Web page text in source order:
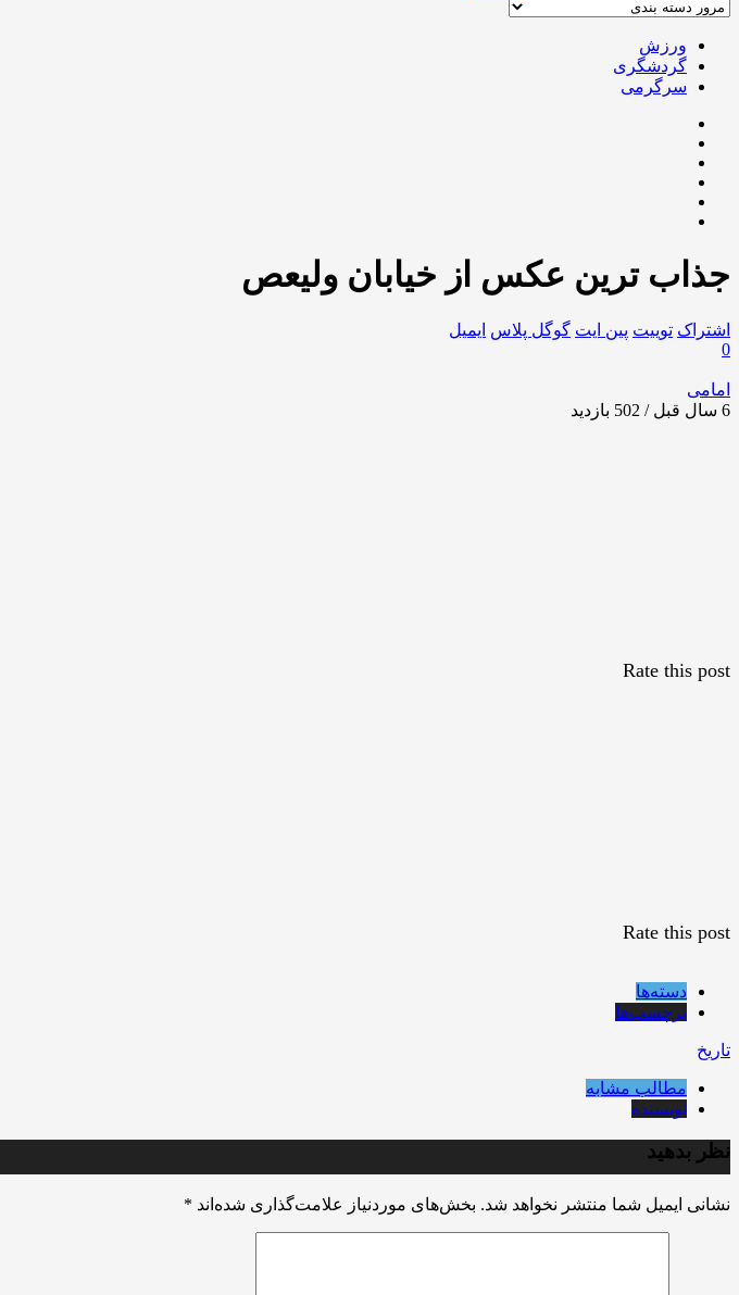
ورزش
گردشگری
سرگرمی
جذاب ترین عکس از خیابان ولیعص
اشتراک توییت پین ایت گوگل‌ پلاس ایمیل
0
امامی
6 سال قبل / 502
بازدید
Rate this post
Rate this post
دسته‌ها
برچسب‌ها
تاریخ
مطالب مشابه
نویسنده
نظر بدهید
نشانی ایمیل شما منتشر نخواهد شد. بخش‌های موردنیاز علامت‌گذاری شده‌اند *